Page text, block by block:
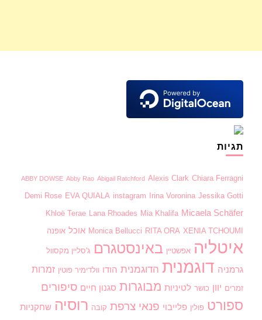
תגיות
ABBY DOWSE Abby Rao Abigail Ratchford Alexis Clark Chiara Ferragni
Demi Rose EVA QUIALA instagram Irina Voronina Jessika Gotti
Khloë Terae Lana Rhoades Mia Khalifa Micaela Schäfer
Monica Bellucci RITA ORA XENIA TCHOUMI אוכל אופנה
איטליה אפשטיין באינסטגרם ג'סליין מקסוול
גרמניה דוגמנית הדוגמנית הודו וולדימיר פוטין זמרות
זמרים יוון כושר לטיניות מבוגרות סגנון חיים סיפורים
ספורט פולין פלייבוי פנאי צרפת קובה רוסיה שחקניות